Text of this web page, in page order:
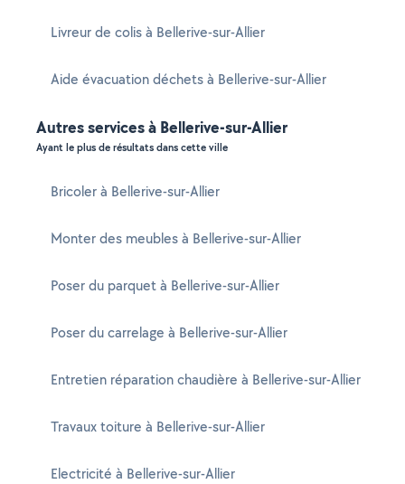
Livreur de colis à Bellerive-sur-Allier
Aide évacuation déchets à Bellerive-sur-Allier
Autres services à Bellerive-sur-Allier
Ayant le plus de résultats dans cette ville
Bricoler à Bellerive-sur-Allier
Monter des meubles à Bellerive-sur-Allier
Poser du parquet à Bellerive-sur-Allier
Poser du carrelage à Bellerive-sur-Allier
Entretien réparation chaudière à Bellerive-sur-Allier
Travaux toiture à Bellerive-sur-Allier
Electricité à Bellerive-sur-Allier